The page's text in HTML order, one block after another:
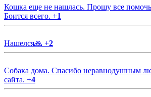
Кошка еще не нашлась. Прошу все
Боится всего. +1
Нашелся🙏 +2
Собака дома. Спасибо неравнодушным
сайта. +4